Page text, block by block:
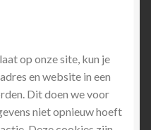
op onze site, kun je
en website in een
Dit doen we voor
niet opnieuw hoeft